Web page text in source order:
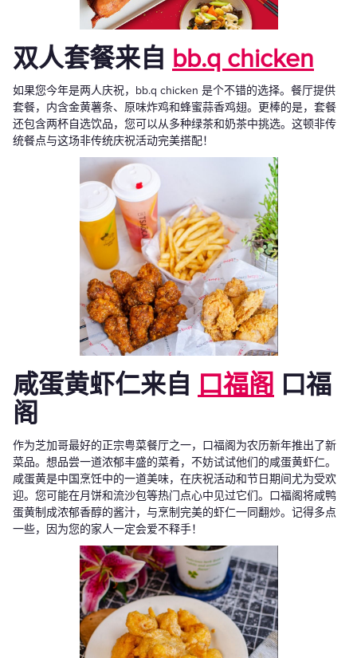
双人套餐来自 bb.q chicken
如果您今年是两人庆祝，bb.q chicken 是个不错的选择。餐厅提供
套餐，内含金黄薯条、原味炸鸡和蜂蜜蒜香鸡翅。更棒的是，套餐
还包含两杯自选饮品，您可以从多种绿茶和奶茶中挑选。这顿非传
统餐点与这场非传统庆祝活动完美搭配！
咸蛋黄虾仁来自 口福阁 口福
阁
作为芝加哥最好的正宗粤菜餐厅之一，口福阁为农历新年推出了新
菜品。想品尝一道浓郁丰盛的菜肴，不妨试试他们的咸蛋黄虾仁。
咸蛋黄是中国烹饪中的一道美味，在庆祝活动和节日期间尤为受欢
迎。您可能在月饼和流沙包等热门点心中见过它们。口福阁将咸鸭
蛋黄制成浓郁香醇的酱汁，与烹制完美的虾仁一同翻炒。记得多点
一些，因为您的家人一定会爱不释手！